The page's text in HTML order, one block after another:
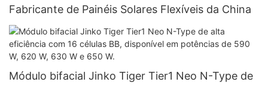
Fabricante de Painéis Solares Flexíveis da China
Módulo bifacial Jinko Tiger Tier1 Neo N-Type de